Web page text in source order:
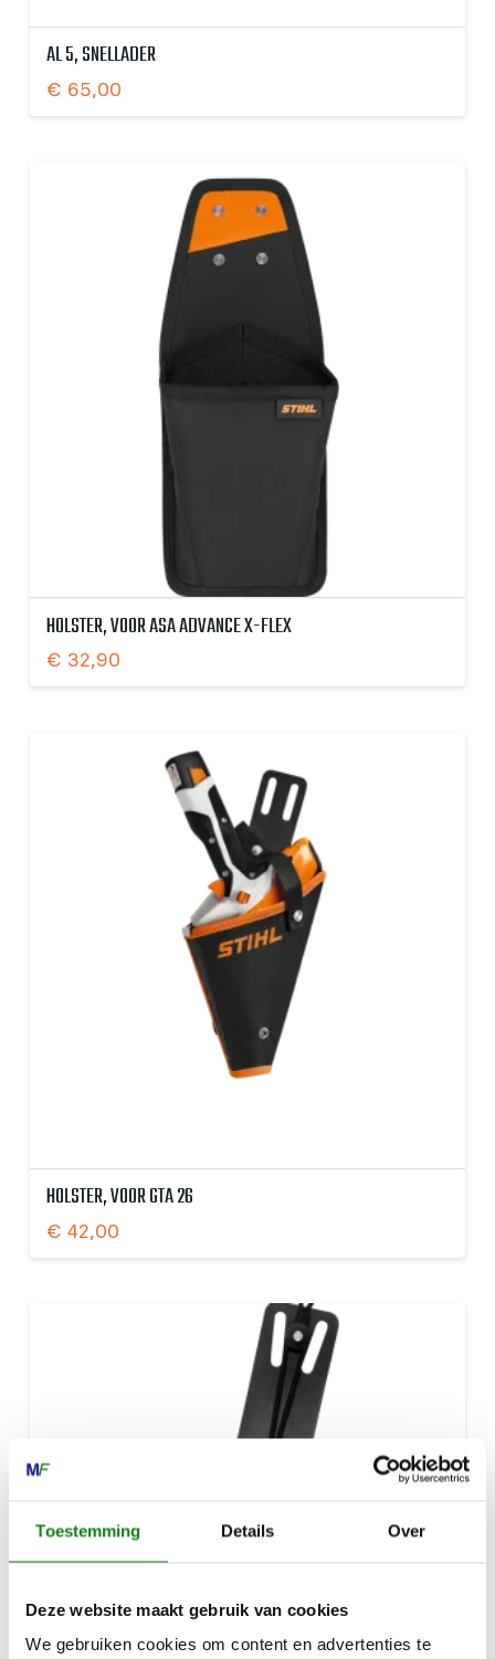
Toestemming Details Over
Deze website maakt gebruik van cookies
We gebruiken cookies om content en advertenties te
AL 5, SNELLADER
€ 65,00
HOLSTER, VOOR ASA ADVANCE X-FLEX
€ 32,90
HOLSTER, VOOR GTA 26
€ 42,00